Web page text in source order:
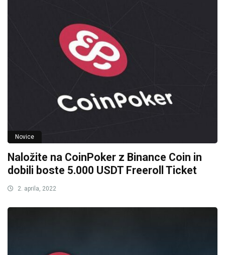
Novice
Naložite na CoinPoker z Binance Coin in
dobili boste 5.000 USDT Freeroll Ticket
2. aprila, 2022